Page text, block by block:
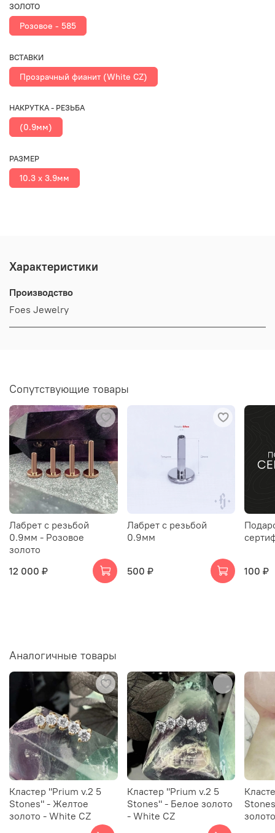
ЗОЛОТО
Розовое - 585
ВСТАВКИ
Прозрачный фианит (White CZ)
НАКРУТКА - РЕЗЬБА
(0.9мм)
РАЗМЕР
10.3 х 3.9мм
Характеристики
Производство
Foes Jewelry
Сопутствующие товары
Лабрет с резьбой
0.9мм - Розовое
золото
12 000 ₽
Лабрет с резьбой
0.9мм
500 ₽ 100 ₽
Аналогичные товары
Кластер "Prium v.2 5
Stones" - Желтое
золото - White CZ
Кластер "Prium v.2 5
Stones" - Белое золото
- White CZ